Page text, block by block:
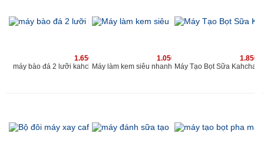
1.650.000 vnđ
máy bào đá 2 lưỡi kahchan chuyên nghiệp cho quán
1.050.000 vnđ